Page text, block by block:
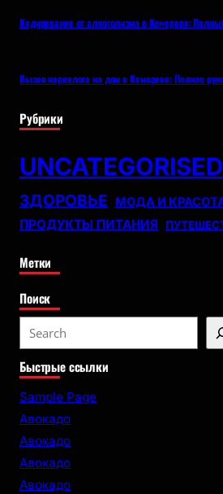
Кодирование от алкоголизма в Кемерово:
Вызов нарколога на дом в Кемерово: Полное
Рубрики
UNCATEGORISED
ЗДОРОВЬЕ МОДА И
ПРОДУКТЫ ПИТАНИЯ
Метки
Поиск
e
a
r
Быстрые ссылки
Sample Page
Авокадо
Авокадо
Авокадо
Авокадо